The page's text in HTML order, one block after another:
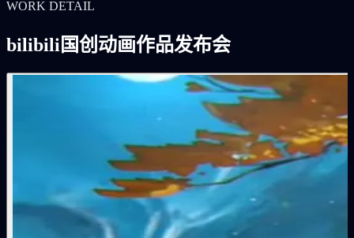
WORK DETAIL
bilibili国创动画作品发布会